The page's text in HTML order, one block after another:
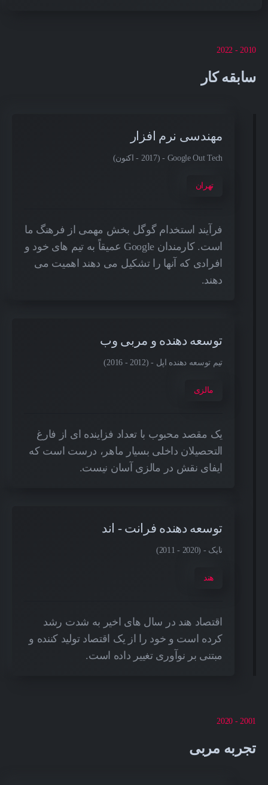
2010 - 2022
سابقه کار
مهندسی نرم افزار
Google Out Tech - (2017 - اکنون)
تهران
فرآیند استخدام گوگل بخش مهمی از فرهنگ ما
است. کارمندان Google عمیقاً به تیم های خود و
افرادی که آنها را تشکیل می دهند اهمیت می
دهند.
توسعه دهنده و مربی وب
تیم توسعه دهنده اپل - (2012 - 2016)
مالزی
یک مقصد محبوب با تعداد فزاینده ای از فارغ
التحصیلان داخلی بسیار ماهر، درست است که
ایفای نقش در مالزی آسان نیست.
توسعه دهنده فرانت - اند
نایک - (2020 - 2011)
هند
اقتصاد هند در سال های اخیر به شدت رشد
کرده است و خود را از یک اقتصاد تولید کننده و
مبتنی بر نوآوری تغییر داده است.
2001 - 2020
تجربه مربی